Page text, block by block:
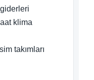
klima
takımları